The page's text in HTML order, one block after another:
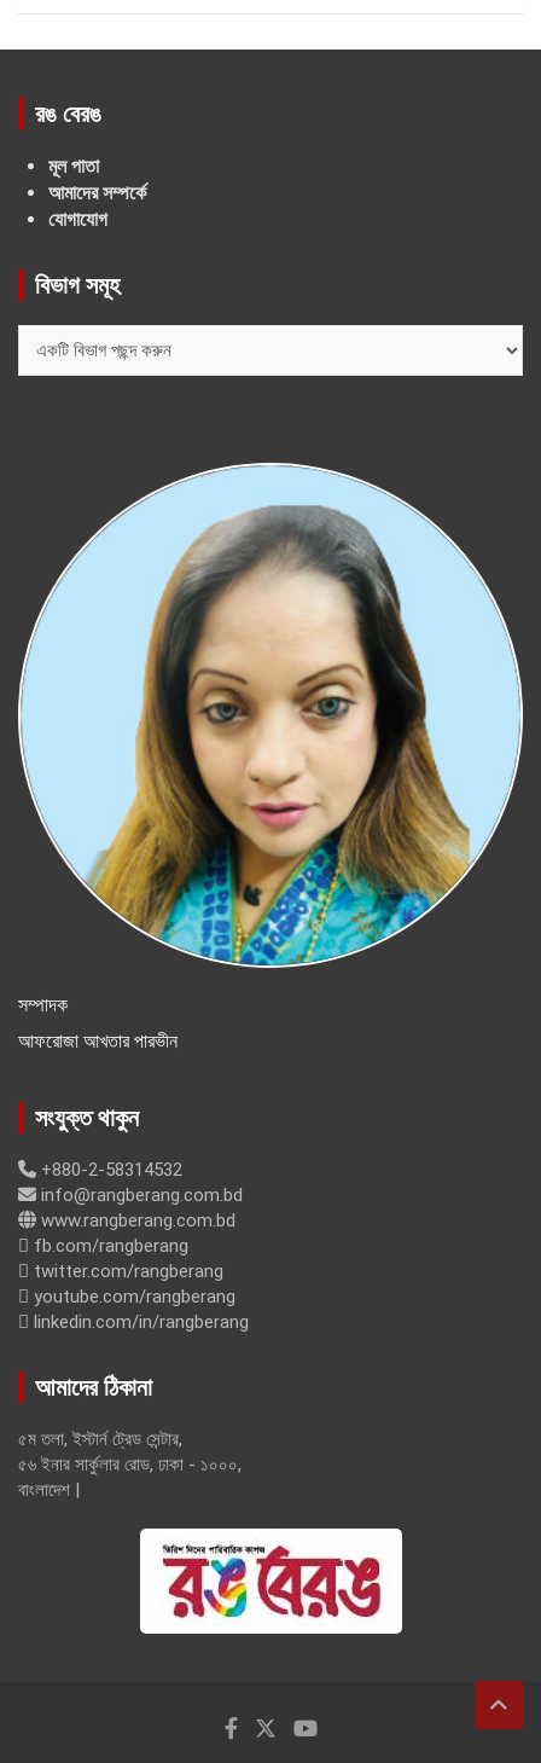
রঙ বেরঙ
মূল পাতা
আমাদের সম্পর্কে
যোগাযোগ
বিভাগ সমূহ
সম্পাদক
আফরোজা আখতার পারভীন
সংযুক্ত থাকুন
+880-2-58314532
info@rangberang.com.bd
www.rangberang.com.bd
fb.com/rangberang
twitter.com/rangberang
youtube.com/rangberang
linkedin.com/in/rangberang
আমাদের ঠিকানা
৫ম তলা, ইস্টার্ন ট্রেড সেন্টার,
৫৬ ইনার সার্কুলার রোড, ঢাকা - ১০০০,
বাংলাদেশ |